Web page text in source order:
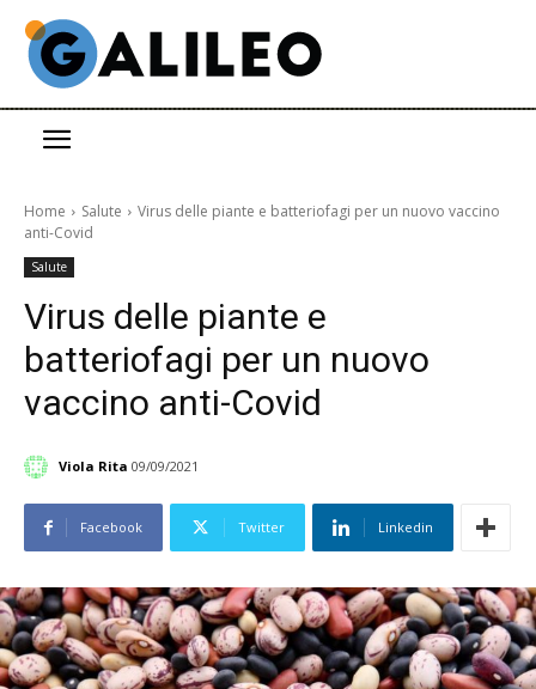
Home Salute
Virus delle piante e batteriofagi per un nuovo vaccino
anti-Covid
Salute
Virus delle piante e
batteriofagi per un nuovo
vaccino anti-Covid
Viola Rita 09/09/2021
Facebook Twitter Linkedin